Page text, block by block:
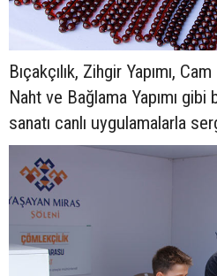
Bıçakçılık, Zihgir Yapımı,
Naht ve Bağlama Yapımı
sanatı canlı uygulamalarla